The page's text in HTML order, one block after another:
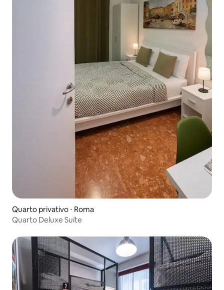
Quarto privativo ⋅ Roma
Quarto Deluxe Suíte